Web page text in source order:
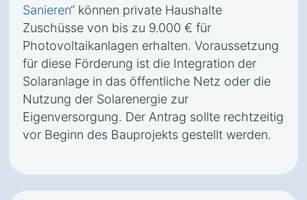
Sanieren“ können private Haushalte
Zuschüsse von bis zu 9.000 € für
Photovoltaikanlagen erhalten. Voraussetzung
für diese Förderung ist die Integration der
Solaranlage in das öffentliche Netz oder die
Nutzung der Solarenergie zur
Eigenversorgung. Der Antrag sollte rechtzeitig
vor Beginn des Bauprojekts gestellt werden.